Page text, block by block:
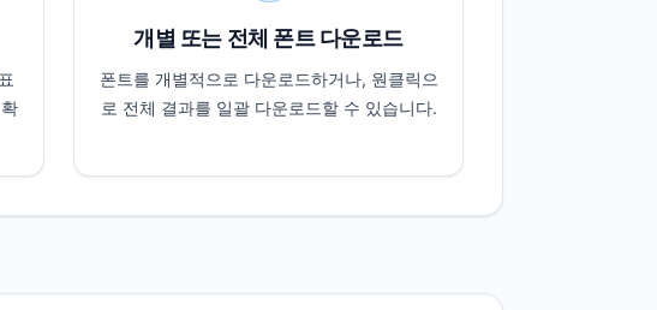
개별 또는 전체 폰트 다운로드
폰트를 개별적으로 다운로드하거나, 원클릭으
로 전체 결과를 일괄 다운로드할 수 있습니다.